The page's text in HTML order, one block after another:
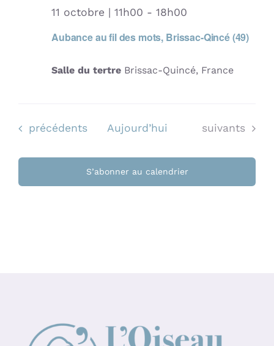
Aubance au fil des mots, Brissac-Qincé (49)
11 octobre | 11h00 - 18h00
Salle du tertre Brissac-Quincé, France
Évènements
précédents Aujourd’hui Évènements
suivants
S’abonner au calendrier